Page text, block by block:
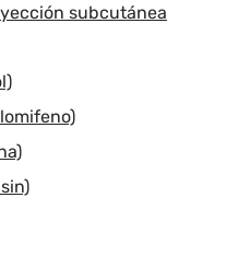
subcutánea